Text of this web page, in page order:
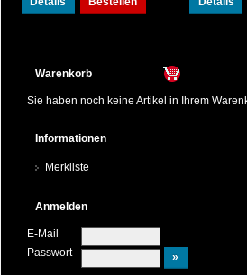
Warenkorb
Sie haben noch keine Artikel in Ihrem
Informationen
Merkliste
Anmelden
E-Mail
Passwort